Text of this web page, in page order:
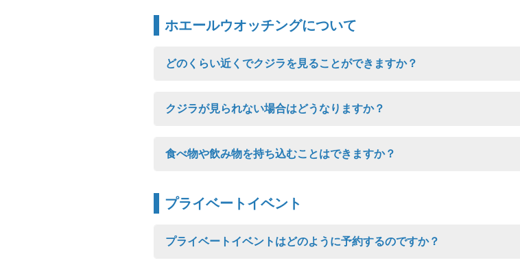
ホエールウオッチングについて
どのくらい近くでクジラを見ることができますか？
クジラが見られない場合はどうなりますか？
食べ物や飲み物を持ち込むことはできますか？
プライベートイベント
プライベートイベントはどのように予約するのですか？